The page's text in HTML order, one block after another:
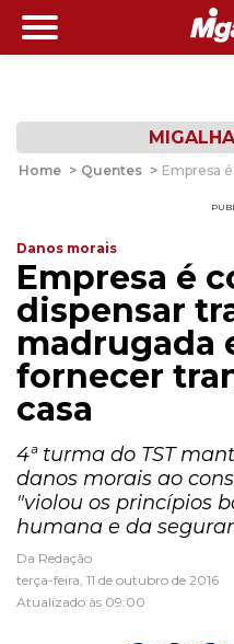
Home > Quentes > Empresa
Danos morais
Empresa é
dispensar
madrugada
fornecer
casa
4ª turma do TST
danos morais ao
"violou os princípios
humana e da
Da Redação
terça-feira, 11 de outubro de 2016
Atualizado às 09:00